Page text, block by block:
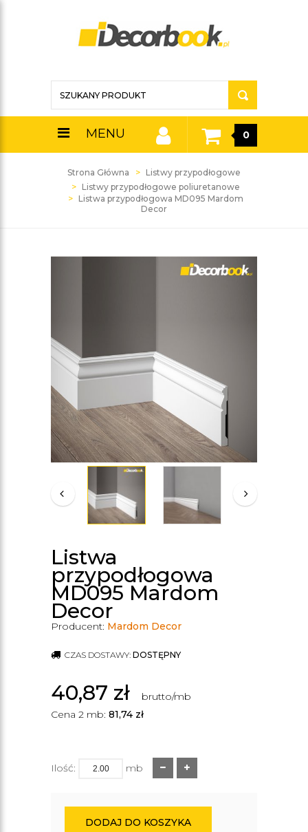
MENU 0
Strona Główna
Listwy przypodłogowe
Listwy przypodłogowe poliuretanowe
Listwa przypodłogowa MD095 Mardom
Decor
Listwa
przypodłogowa
MD095 Mardom
Decor
Producent: Mardom Decor
CZAS DOSTAWY: DOSTĘPNY
40,87 zł
brutto/mb
Cena 2 mb: 81,74 zł
Ilość: mb
DODAJ DO KOSZYKA